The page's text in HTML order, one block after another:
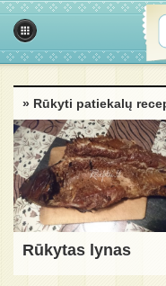
» Rūkyti patiekalų
Rūkytas lynas